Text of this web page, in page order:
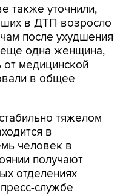
также уточнили,
в ДТП возросло
после ухудшения
еще одна женщина,
от медицинской
в общее
тяжелом
в
человек в
получают
отделениях
службе